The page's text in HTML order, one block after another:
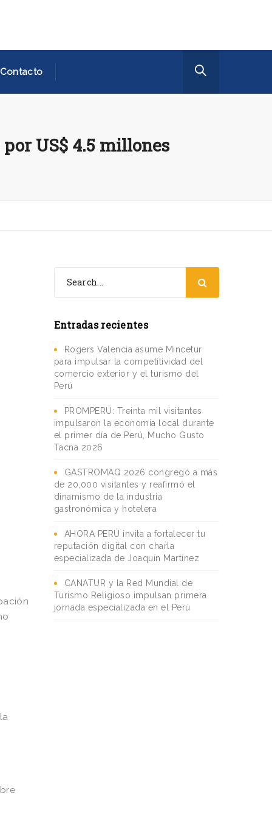
Contacto
US$ 4.5 millones
Entradas recientes
Rogers Valencia asume Mincetur
para impulsar la competitividad del
comercio exterior y el turismo del
Perú
PROMPERÚ: Treinta mil visitantes
impulsaron la economía local durante
el primer día de Perú, Mucho Gusto
Tacna 2026
GASTROMAQ 2026 congregó a más
de 20,000 visitantes y reafirmó el
dinamismo de la industria
gastronómica y hotelera
AHORA PERÚ invita a fortalecer tu
reputación digital con charla
especializada de Joaquín Martínez
CANATUR y la Red Mundial de
Turismo Religioso impulsan primera
jornada especializada en el Perú